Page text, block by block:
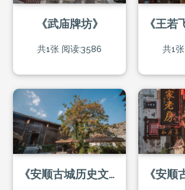
《武庙牌坊》
共1张 阅读:3586 共1张
《安顺古城历史文化街区》